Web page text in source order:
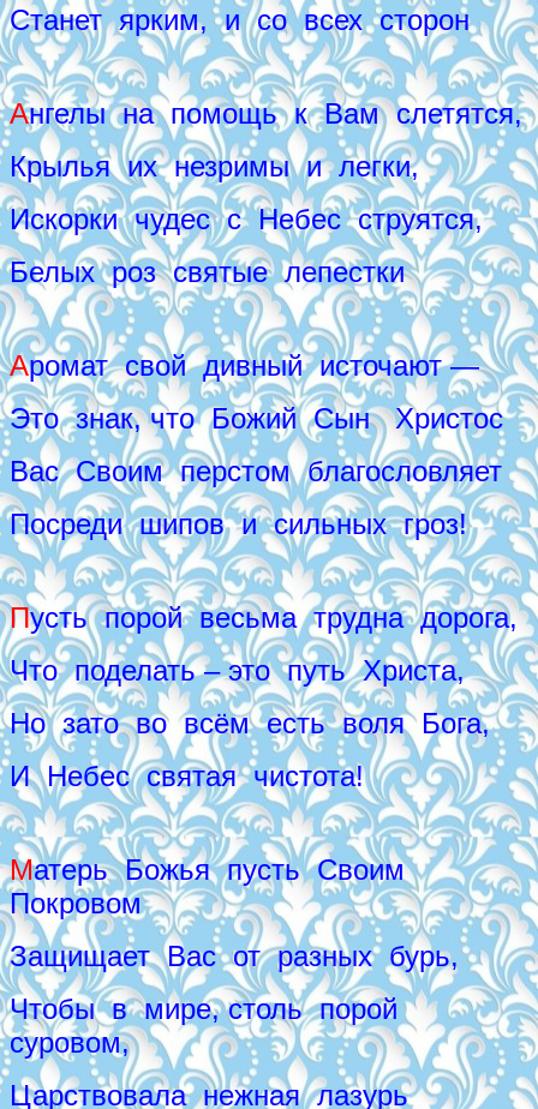
Станет ярким, и со всех сторон
Ангелы на помощь к Вам слетятся,
Крылья их незримы и легки,
Искорки чудес с Небес струятся,
Белых роз святые лепестки
Аромат свой дивный источают —
Это знак, что Божий Сын Христос
Вас Своим перстом благословляет
Посреди шипов и сильных гроз!
Пусть порой весьма трудна дорога,
Что поделать – это путь Христа,
Но зато во всём есть воля Бога,
И Небес святая чистота!
Матерь Божья пусть Своим
Покровом
Защищает Вас от разных бурь,
Чтобы в мире, столь порой
суровом,
Царствовала нежная лазурь